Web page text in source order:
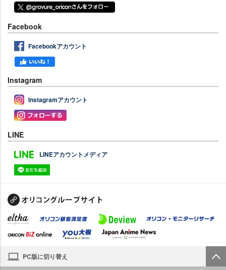
Facebook
Facebookアカウント
Instagram
Instagramアカウント
LINE
LINEアカウントメディア
PC版に切り替え